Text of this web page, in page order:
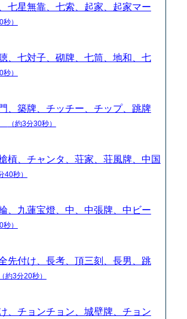
七星無靠、七索、起家、起家マー
秒）
、七対子、砌牌、七筒、地和、七
秒）
、築牌、チッチー、チップ、跳牌
（約3分30秒）
槓、チャンタ、荘家、荘風牌、中国
40秒）
、九蓮宝燈、中、中張牌、中ビー
秒）
先付け、長考、頂三刻、長男、跳
（約3分20秒）
、チョンチョン、城壁牌、チョン